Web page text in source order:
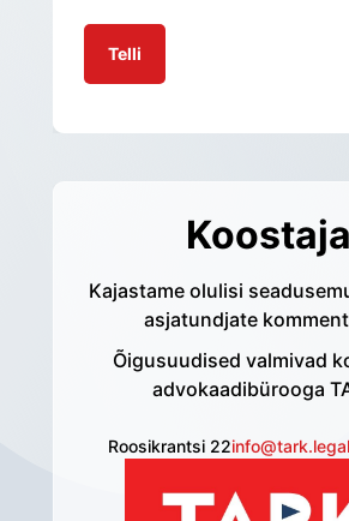
Telli
Koostaja
Kajastame olulisi
asjatundjate
Õigusuudised valmivad
advokaadibürooga
Roosikrantsi 22info@tark.legal